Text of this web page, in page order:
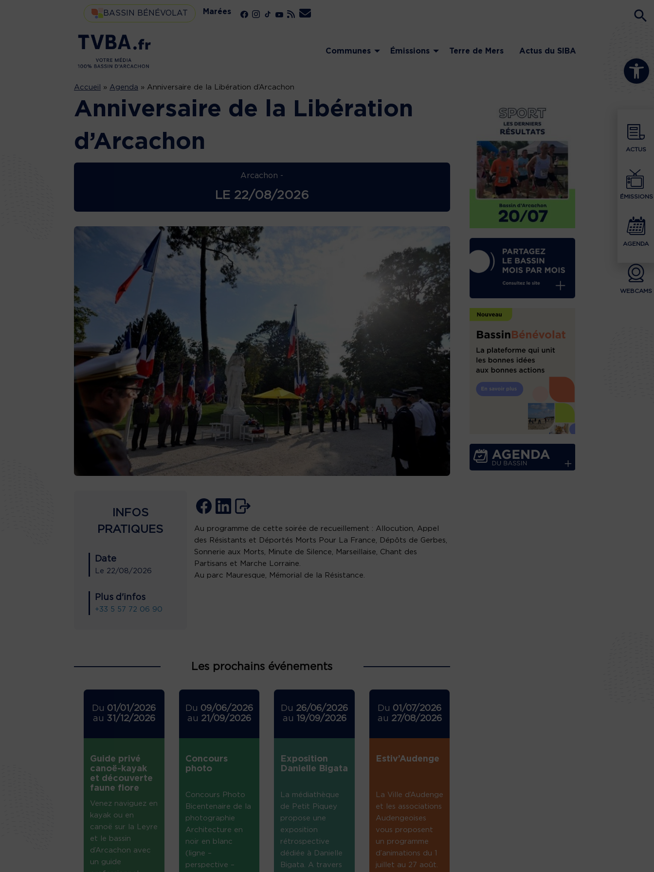
Ouvrir la
ACTUS
ÉMISSIONS
AGENDA
WEBCAMS
BASSIN BÉNÉVOLAT Marées
Communes Émissions Terre de Mers Actus du SIBA
Accueil » Agenda » Anniversaire de la Libération d’Arcachon
Anniversaire de la Libération
d’Arcachon
Arcachon -
LE 22/08/2026
INFOS
PRATIQUES
Date
Le 22/08/2026
Plus d'infos
+33 5 57 72 06 90
Au programme de cette soirée de recueillement : Allocution, Appel
des Résistants et Déportés Morts Pour La France, Dépôts de Gerbes,
Sonnerie aux Morts, Minute de Silence, Marseillaise, Chant des
Partisans et Marche Lorraine.
Au parc Mauresque, Mémorial de la Résistance.
Les prochains événements
Du 01/01/2026
au 31/12/2026
Guide privé
canoë-kayak
et découverte
faune flore
Venez naviguez en
kayak ou en
canoë sur la Leyre
et le bassin
d’Arcachon avec
un guide
Du 09/06/2026
au 21/09/2026
Concours
photo
Concours Photo
Bicentenaire de la
photographie
Architecture en
noir en blanc
(ligne –
perspective –
Du 26/06/2026
au
19/09/2026
Exposition
Danielle Bigata
La médiathèque
de Petit Piquey
propose une
exposition
rétrospective
dédiée à Danielle
Bigata. A travers
Du 01/07/2026
au 27/08/2026
Estiv’Audenge
La Ville d’Audenge
et les associations
Audengeoises
vous proposent
un programme
d’animations du 1
juillet au 27 août.